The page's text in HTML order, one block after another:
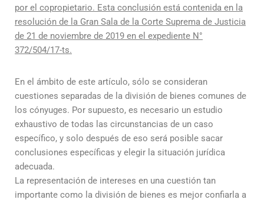
por el copropietario. Esta conclusión está contenida en la
resolución de la Gran Sala de la Corte Suprema de Justicia
de 21 de noviembre de 2019 en el expediente N°
372/504/17-ts.
En el ámbito de este artículo, sólo se consideran
cuestiones separadas de la división de bienes comunes de
los cónyuges. Por supuesto, es necesario un estudio
exhaustivo de todas las circunstancias de un caso
específico, y solo después de eso será posible sacar
conclusiones específicas y elegir la situación jurídica
adecuada.
La representación de intereses en una cuestión tan
importante como la división de bienes es mejor confiarla a